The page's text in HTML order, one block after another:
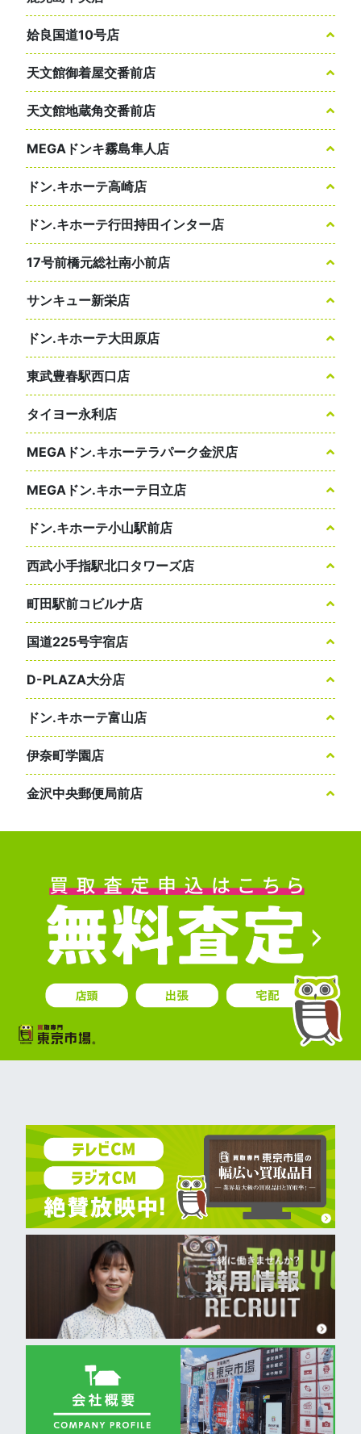
姶良国道10号店
天文館御着屋交番前店
天文館地蔵角交番前店
MEGAドンキ霧島隼人店
ドン.キホーテ高崎店
ドン.キホーテ行田持田インター店
17号前橋元総社南小前店
サンキュー新栄店
ドン.キホーテ大田原店
東武豊春駅西口店
タイヨー永利店
MEGAドン.キホーテラパーク金沢店
MEGAドン.キホーテ日立店
ドン.キホーテ小山駅前店
西武小手指駅北口タワーズ店
町田駅前コビルナ店
国道225号宇宿店
D-PLAZA大分店
ドン.キホーテ富山店
伊奈町学園店
金沢中央郵便局前店